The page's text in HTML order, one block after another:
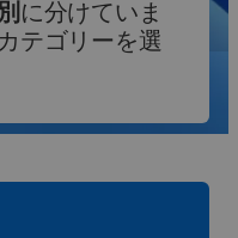
サポート
に分けていま
カテゴリーを選